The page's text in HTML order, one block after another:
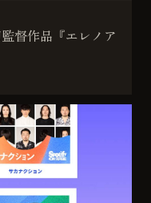
督作品『エレノア